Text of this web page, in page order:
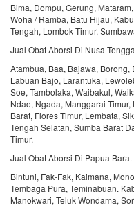
Bima, Dompu, Gerung,
Woha / Ramba, Batu Hijau,
Tengah, Lombok Timur,
Jual Obat Aborsi Di Nusa
Atambua, Baa, Bajawa,
Labuan Bajo, Larantuka,
Soe, Tambolaka, Waibakul,
Ndao, Ngada, Manggarai
Barat, Flores Timur, Lembata,
Tengah Selatan, Sumba Barat
Timur.
Jual Obat Aborsi Di Papua Barat
Bintuni, Fak-Fak, Kaimana,
Tembaga Pura, Teminabuan.
Manokwari, Teluk Wondama,